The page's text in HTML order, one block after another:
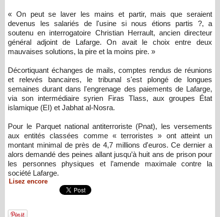
« On peut se laver les mains et partir, mais que seraient
devenus les salariés de l'usine si nous étions partis ?, a
soutenu en interrogatoire Christian Herrault, ancien directeur
général adjoint de Lafarge. On avait le choix entre deux
mauvaises solutions, la pire et la moins pire. »
Décortiquant échanges de mails, comptes rendus de réunions
et relevés bancaires, le tribunal s'est plongé de longues
semaines durant dans l'engrenage des paiements de Lafarge,
via son intermédiaire syrien Firas Tlass, aux groupes État
islamique (EI) et Jabhat al-Nosra.
Pour le Parquet national antiterroriste (Pnat), les versements
aux entités classées comme « terroristes » ont atteint un
montant minimal de près de 4,7 millions d'euros. Ce dernier a
alors demandé des peines allant jusqu’à huit ans de prison pour
les personnes physiques et l’amende maximale contre la
société Lafarge.
Lisez encore